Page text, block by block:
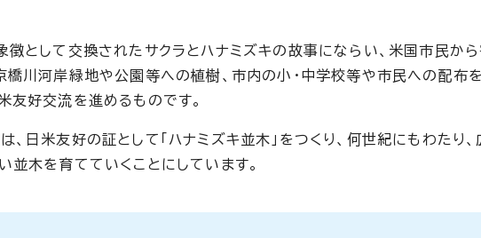
として交換されたサクラとハナミズキの故事にならい、米国市民から
橋川河岸緑地や公園等への植樹、市内の小・中学校等や市民への配布
友好交流を進めるものです。
日米友好の証として「ハナミズキ並木」をつくり、何世紀にもわたり
並木を育てていくことにしています。